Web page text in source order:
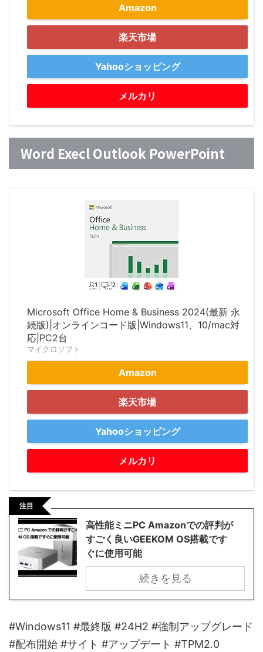
Amazon
楽天市場
Yahooショッピング
メルカリ
Word Execl Outlook PowerPoint
Microsoft Office Home & Business 2024(最新 永
続版)|オンラインコード版|Windows11、10/mac対
応|PC2台
マイクロソフト
Amazon
楽天市場
Yahooショッピング
メルカリ
注目
高性能ミニPC Amazonでの評判が
すごく良いGEEKOM OS搭載です
ぐに使用可能
続きを見る
#Windows11 #最終版 #24H2 #強制アップグレード
#配布開始 #サイト #アップデート #TPM2.0